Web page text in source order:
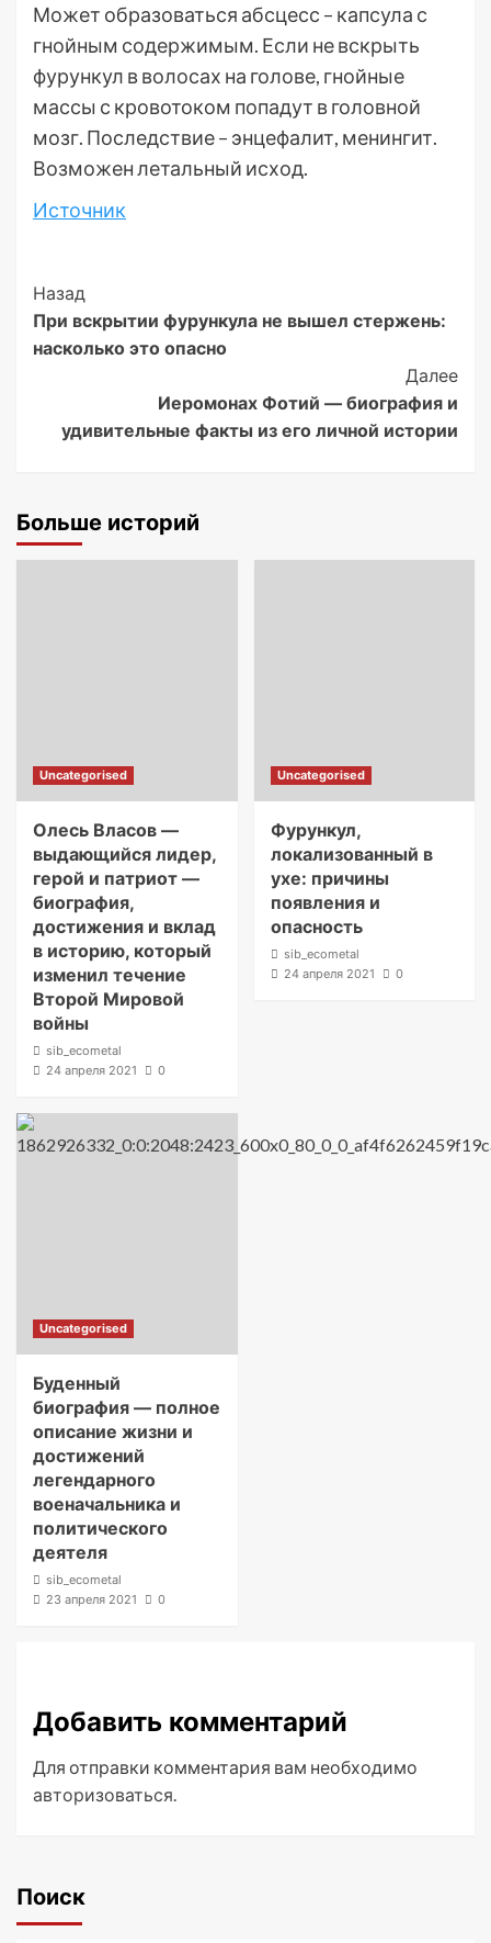
Может образоваться абсцесс – капсула с
гнойным содержимым. Если не вскрыть
фурункул в волосах на голове, гнойные
массы с кровотоком попадут в головной
мозг. Последствие – энцефалит, менингит.
Возможен летальный исход.
Источник
Post
Navigation
Назад
При вскрытии фурункула не вышел стержень:
насколько это опасно
Далее
Иеромонах Фотий — биография и
удивительные факты из его личной истории
Больше историй
Uncategorised
Олесь Власов —
выдающийся лидер,
герой и патриот —
биография,
достижения и вклад
в историю, который
изменил течение
Второй Мировой
войны
sib_ecometal
24 апреля 2021
0
Uncategorised
Фурункул,
локализованный в
ухе: причины
появления и
опасность
sib_ecometal
24 апреля 2021
0
Uncategorised
Буденный
биография — полное
описание жизни и
достижений
легендарного
военачальника и
политического
деятеля
sib_ecometal
23 апреля 2021
0
Добавить комментарий
Для отправки комментария вам необходимо
авторизоваться.
Поиск